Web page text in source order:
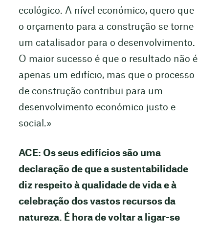
ecológico. A nível económico, quero que
o orçamento para a construção se torne
um catalisador para o desenvolvimento.
O maior sucesso é que o resultado não é
apenas um edifício, mas que o processo
de construção contribui para um
desenvolvimento económico justo e
social.»
ACE: Os seus edifícios são uma
declaração de que a sustentabilidade
diz respeito à qualidade de vida e à
celebração dos vastos recursos da
natureza. É hora de voltar a ligar-se